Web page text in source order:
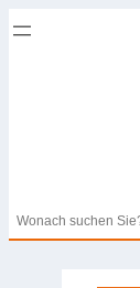
Search